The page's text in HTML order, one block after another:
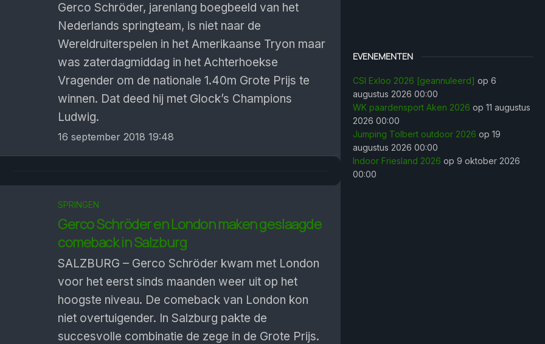
Gerco Schröder, jarenlang boegbeeld van het
Nederlands springteam, is niet naar de
Wereldruiterspelen in het Amerikaanse Tryon maar
was zaterdagmiddag in het Achterhoekse
Vragender om de nationale 1.40m Grote Prijs te
winnen. Dat deed hij met Glock’s Champions
Ludwig.
16 september 2018 19:48
SPRINGEN
Gerco Schröder en London maken geslaagde
comeback in Salzburg
SALZBURG – Gerco Schröder kwam met London
voor het eerst sinds maanden weer uit op het
hoogste niveau. De comeback van London kon
niet overtuigender. In Salzburg pakte de
succesvolle combinatie de zege in de Grote Prijs.
EVENEMENTEN
CSI Exloo 2026 [geannuleerd] op 6
augustus 2026 00:00
WK paardensport Aken 2026 op 11 augustus
2026 00:00
Jumping Tolbert outdoor 2026 op 19
augustus 2026 00:00
Indoor Friesland 2026 op 9 oktober 2026
00:00